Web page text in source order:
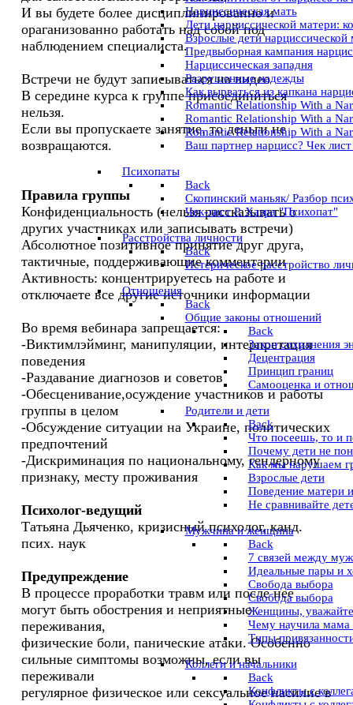
Нарциссическая мать
Дети нарциссической матери:
Взрослые дети нарциссической
Предвыборная кампания
Нарциссическая западня
Разрушенные надежды
Как вырваться из капкана
Romantic Relationship With a
Romantic Relationship With a
Romantic Relationship With a
Ваш партнер нарцисс? Чек
Психопаты
Back
Скопинский маньяк/ Разбор
Чек-лист Р. Хаэра "Психопат"
Расстройства личности
Back
Истерическое расстройство
Отношения
Back
Общие законы отношений
Back
Закон сохранения
Децентрация
Принцип границ
Самооценка и
Pодители и дети
Back
Что посеешь, то и
Почему дети не
Как мы нарушаем
Взрослые дети
Поведение матери
Не сравнивайте
Мужчина и женщина
Back
7 связей между
Идеальные пары и
Свобода выбора
Свобода выбора
Женщины,
Чему научила
Типы
Коллеги и начальники
Back
Конфликты с
И вы будете более дисциплинированно и
ораганизованно работать над собой под
наблюдением специалиста.
Встречи не будут записываться на видео
В середине курса к группе присоединиться
нельзя.
Если вы пропускаете занятие, то деньги не
возвращаются.
Правила группы
Конфиденциальность (нельзя рассказывать о
других участниках или записывать встречи)
Абсолютное позитивное принятие друг друга,
тактичные, поддерживающие комментарии
Активность: концентрируетесь на работе и
отключаете все другие источники информации
Во время вебинара запрещается:
-Виктимлэйминг, манипуляции, интерпретация
поведения
-Раздавание диагнозов и советов
-Обесценивание,осуждение участников и работы
группы в целом
-Обсуждение ситуации на Украине, политических
предпочтений
-Дискриминация по национальному, гендерному
признаку, месту проживания
Психолог-ведущий
Татьяна Дьяченко, кризисный психолог, канд.
псих. наук
Предупреждение
В процессе проработки травм или после нее
могут быть обострения и неприятные
переживания,
физические боли, панические атаки. Особенно
сильные симптомы возможны, если вы
переживали
регулярное физическое или сексуальное насилие в